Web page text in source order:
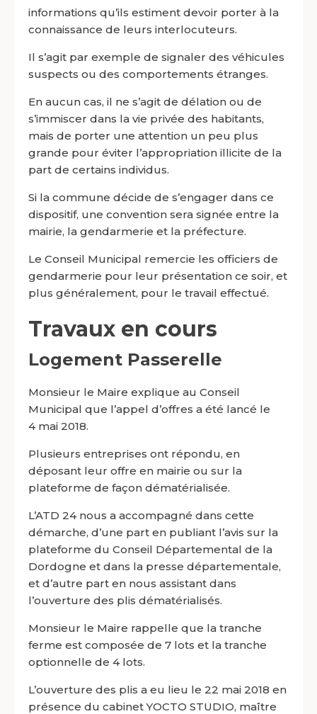
informations qu’ils estiment devoir porter à la
connaissance de leurs interlocuteurs.
Il s’agit par exemple de signaler des véhicules
suspects ou des comportements étranges.
En aucun cas, il ne s’agit de délation ou de
s’immiscer dans la vie privée des habitants,
mais de porter une attention un peu plus
grande pour éviter l’appropriation illicite de la
part de certains individus.
Si la commune décide de s’engager dans ce
dispositif, une convention sera signée entre la
mairie, la gendarmerie et la préfecture.
Le Conseil Municipal remercie les officiers de
gendarmerie pour leur présentation ce soir, et
plus généralement, pour le travail effectué.
Travaux en cours
Logement Passerelle
Monsieur le Maire explique au Conseil
Municipal que l’appel d’offres a été lancé le
4 mai 2018.
Plusieurs entreprises ont répondu, en
déposant leur offre en mairie ou sur la
plateforme de façon dématérialisée.
L’ATD 24 nous a accompagné dans cette
démarche, d’une part en publiant l’avis sur la
plateforme du Conseil Départemental de la
Dordogne et dans la presse départementale,
et d’autre part en nous assistant dans
l’ouverture des plis dématérialisés.
Monsieur le Maire rappelle que la tranche
ferme est composée de 7 lots et la tranche
optionnelle de 4 lots.
L’ouverture des plis a eu lieu le 22 mai 2018 en
présence du cabinet YOCTO STUDIO, maître